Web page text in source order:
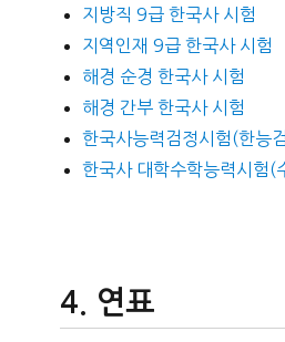
지방직 9급 한국사 시험
지역인재 9급 한국사 시험
해경 순경 한국사 시험
해경 간부 한국사 시험
한국사능력검정시험(한능
한국사 대학수학능력시험(
연표